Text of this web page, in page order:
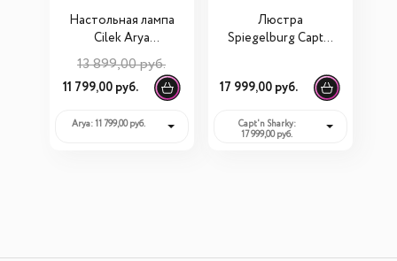
Настольная лампа
Cilek Arya
21.10.6375.00
13 899,00 руб.
11 799,00 руб.
Arya: 11 799,00 руб.
Люстра
Spiegelburg Capt'n
17 999,00 руб.
Capt'n Sharky:
17 999,00 руб.